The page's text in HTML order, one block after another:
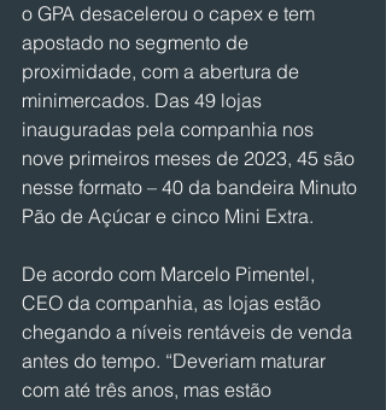
o GPA desacelerou o capex e tem
apostado no segmento de
proximidade, com a abertura de
minimercados. Das 49 lojas
inauguradas pela companhia nos
nove primeiros meses de 2023, 45 são
nesse formato – 40 da bandeira Minuto
Pão de Açúcar e cinco Mini Extra.
De acordo com Marcelo Pimentel,
CEO da companhia, as lojas estão
chegando a níveis rentáveis de venda
antes do tempo. “Deveriam maturar
com até três anos, mas estão